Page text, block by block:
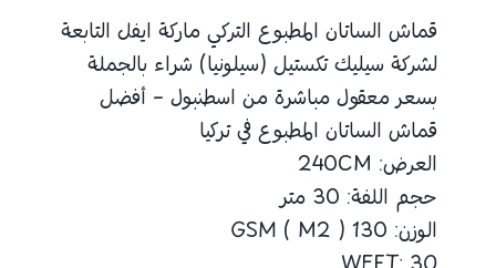
قماش الساتان المطبوع التركي ماركة ايفل التابعة
لشركة سيليك تكستيل (سيلونيا) شراء بالجملة
بسعر معقول مباشرة من اسطنبول – أفضل
قماش الساتان المطبوع في تركيا
العرض: 240CM
حجم اللفة: 30 متر
الوزن: 130 GSM ( M2 )